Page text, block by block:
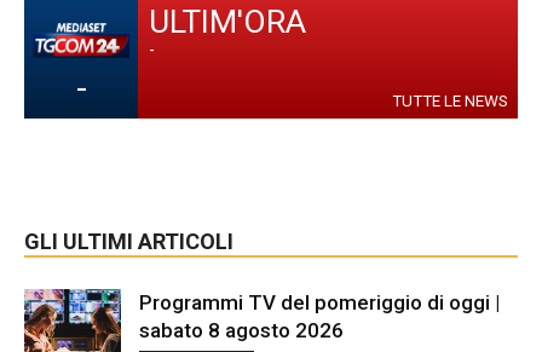
-
ULTIM'ORA
-
TUTTE LE NEWS
GLI ULTIMI ARTICOLI
Programmi TV del pomeriggio di oggi |
sabato 8 agosto 2026